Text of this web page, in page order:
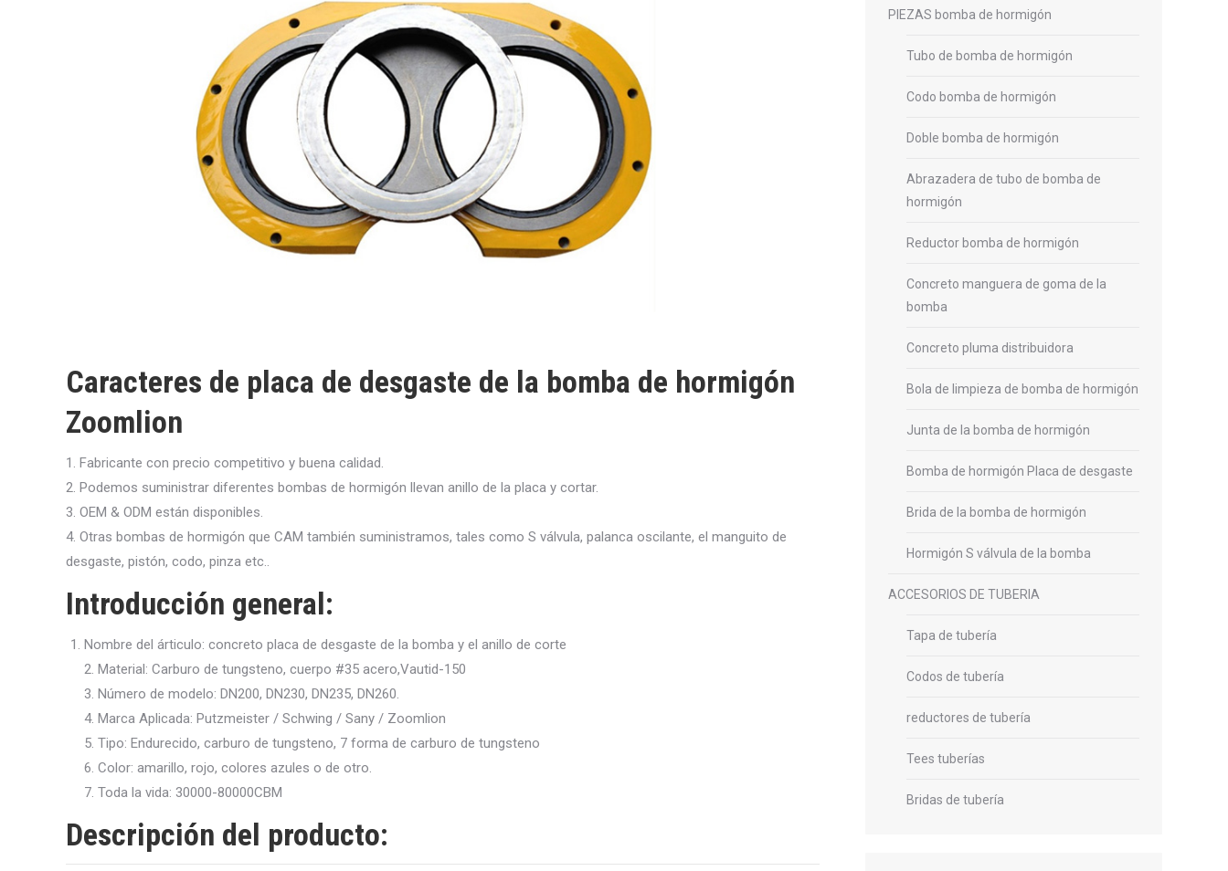
Caracteres de placa de desgaste de la bomba de hormigón
Zoomlion
1. Fabricante con precio competitivo y buena calidad.
2. Podemos suministrar diferentes bombas de hormigón llevan anillo de la placa y cortar.
3. OEM & ODM están disponibles.
4. Otras bombas de hormigón que CAM también suministramos, tales como S válvula, palanca oscilante, el manguito de
desgaste, pistón, codo, pinza etc..
Introducción general:
Nombre del árticulo: concreto placa de desgaste de la bomba y el anillo de corte
2. Material: Carburo de tungsteno, cuerpo #35 acero,Vautid-150
3. Número de modelo: DN200, DN230, DN235, DN260.
4. Marca Aplicada: Putzmeister / Schwing / Sany / Zoomlion
5. Tipo: Endurecido, carburo de tungsteno, 7 forma de carburo de tungsteno
6. Color: amarillo, rojo, colores azules o de otro.
7. Toda la vida: 30000-80000CBM
Descripción del producto:
PIEZAS bomba de hormigón
Tubo de bomba de hormigón
Codo bomba de hormigón
Doble bomba de hormigón
Abrazadera de tubo de bomba de
hormigón
Reductor bomba de hormigón
Concreto manguera de goma de la
bomba
Concreto pluma distribuidora
Bola de limpieza de bomba de hormigón
Junta de la bomba de hormigón
Bomba de hormigón Placa de desgaste
Brida de la bomba de hormigón
Hormigón S válvula de la bomba
ACCESORIOS DE TUBERIA
Tapa de tubería
Codos de tubería
reductores de tubería
Tees tuberías
Bridas de tubería